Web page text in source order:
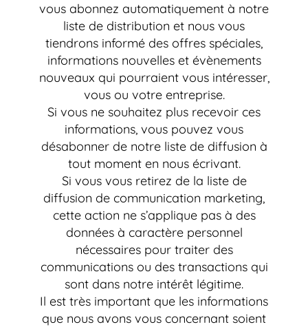
vous abonnez automatiquement à notre
liste de distribution et nous vous
tiendrons informé des offres spéciales,
informations nouvelles et évènements
nouveaux qui pourraient vous intéresser,
vous ou votre entreprise.
Si vous ne souhaitez plus recevoir ces
informations, vous pouvez vous
désabonner de notre liste de diffusion à
tout moment en nous écrivant.
Si vous vous retirez de la liste de
diffusion de communication marketing,
cette action ne s’applique pas à des
données à caractère personnel
nécessaires pour traiter des
communications ou des transactions qui
sont dans notre intérêt légitime.
Il est très important que les informations
que nous avons vous concernant soient